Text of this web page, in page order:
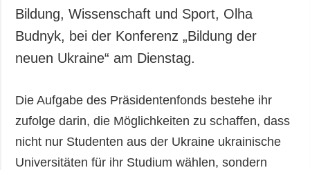
Notstand und
Notfälle
Fotos
Video
LEISTUNGEN
Bildung, Wissenschaft und Sport, Olha
Budnyk, bei der Konferenz „Bildung der
neuen Ukraine“ am Dienstag.
Die Aufgabe des Präsidentenfonds bestehe ihr
zufolge darin, die Möglichkeiten zu schaffen, dass
nicht nur Studenten aus der Ukraine ukrainische
Universitäten für ihr Studium wählen, sondern